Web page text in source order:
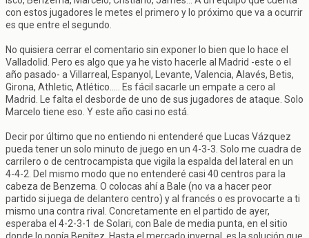
con estos jugadores le metes el primero y lo próximo que va a ocurrir
es que entre el segundo.
No quisiera cerrar el comentario sin exponer lo bien que lo hace el
Valladolid. Pero es algo que ya he visto hacerle al Madrid -este o el
año pasado- a Villarreal, Espanyol, Levante, Valencia, Alavés, Betis,
Girona, Athletic, Atlético..... Es fácil sacarle un empate a cero al
Madrid. Le falta el desborde de uno de sus jugadores de ataque. Solo
Marcelo tiene eso. Y este año casi no está.
Decir por último que no entiendo ni entenderé que Lucas Vázquez
pueda tener un solo minuto de juego en un 4-3-3. Solo me cuadra de
carrilero o de centrocampista que vigila la espalda del lateral en un
4-4-2. Del mismo modo que no entenderé casi 40 centros para la
cabeza de Benzema. O colocas ahí a Bale (no va a hacer peor
partido si juega de delantero centro) y al francés o es provocarte a ti
mismo una contra rival. Concretamente en el partido de ayer,
esperaba el 4-2-3-1 de Solari, con Bale de media punta, en el sitio